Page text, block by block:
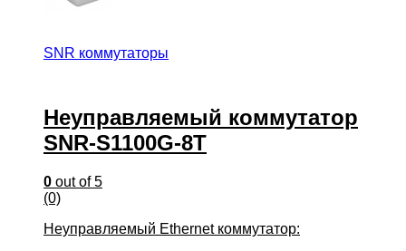
SNR коммутаторы
Неуправляемый коммутатор
SNR-S1100G-8T
0 out of 5
(0)
Неуправляемый Ethernet коммутатор: